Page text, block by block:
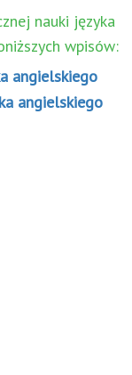
nauki języka
wpisów:
angielskiego
angielskiego